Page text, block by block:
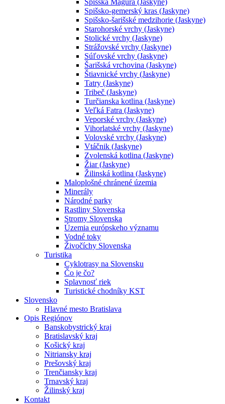
Spišsko-gemerský kras (Jaskyne)
Spišsko-šarišské medzihorie (Jaskyne)
Starohorské vrchy (Jaskyne)
Stolické vrchy (Jaskyne)
Strážovské vrchy (Jaskyne)
Súľovské vrchy (Jaskyne)
Šarišská vrchovina (Jaskyne)
Štiavnické vrchy (Jaskyne)
Tatry (Jaskyne)
Tribeč (Jaskyne)
Turčianska kotlina (Jaskyne)
Veľká Fatra (Jaskyne)
Veporské vrchy (Jaskyne)
Vihorlatské vrchy (Jaskyne)
Volovské vrchy (Jaskyne)
Vtáčnik (Jaskyne)
Zvolenská kotlina (Jaskyne)
Žiar (Jaskyne)
Žilinská kotlina (Jaskyne)
Maloplošné chránené územia
Minerály
Národné parky
Rastliny Slovenska
Stromy Slovenska
Územia európskeho významu
Vodné toky
Živočíchy Slovenska
Turistika
Cyklotrasy na Slovensku
Čo je čo?
Splavnosť riek
Turistické chodníky KST
Slovensko
Hlavné mesto Bratislava
Opis Regiónov
Banskobystrický kraj
Bratislavský kraj
Košický kraj
Nitriansky kraj
Prešovský kraj
Trenčiansky kraj
Trnavský kraj
Žilinský kraj
Kontakt